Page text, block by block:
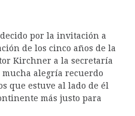
por la invitación a
de los cinco años de la
Kirchner a la secretaría
mucha alegría recuerdo
que estuve al lado de él
más justo para